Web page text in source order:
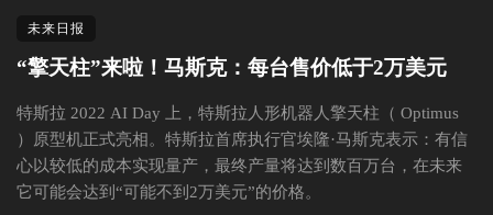
未来日报
“擎天柱”来啦！马斯克：每台售价低于2万美元
特斯拉 2022 AI Day 上，特斯拉人形机器人擎天柱（ Optimus
）原型机正式亮相。特斯拉首席执行官埃隆·马斯克表示：有信
心以较低的成本实现量产，最终产量将达到数百万台，在未来
它可能会达到“可能不到2万美元”的价格。